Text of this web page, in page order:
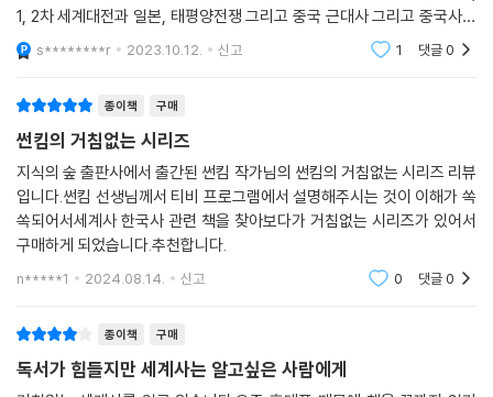
1, 2차 세계대전과 일본, 태평양전쟁 그리고 중국 근대사 그리고 중국사를
이야기의 흐름을 따라 흥미롭게 파악할 수 있도록 풀어주고 있다. 스토리
텔러라는
s********r 2023.10.12. 신고 1 댓글0
종이책 구매
썬킴의 거침없는 시리즈
지식의 숲 출판사에서 출간된 썬킴 작가님의 썬킴의 거침없는 시리즈 리뷰
입니다.썬킴 선생님께서 티비 프로그램에서 설명해주시는 것이 이해가 쏙
쏙되어서세계사 한국사 관련 책을 찾아보다가 거침없는 시리즈가 있어서
구매하게 되었습니다.추천합니다.
n*****1 2024.08.14. 신고 0 댓글0
종이책 구매
독서가 힘들지만 세계사는 알고싶은 사람에게